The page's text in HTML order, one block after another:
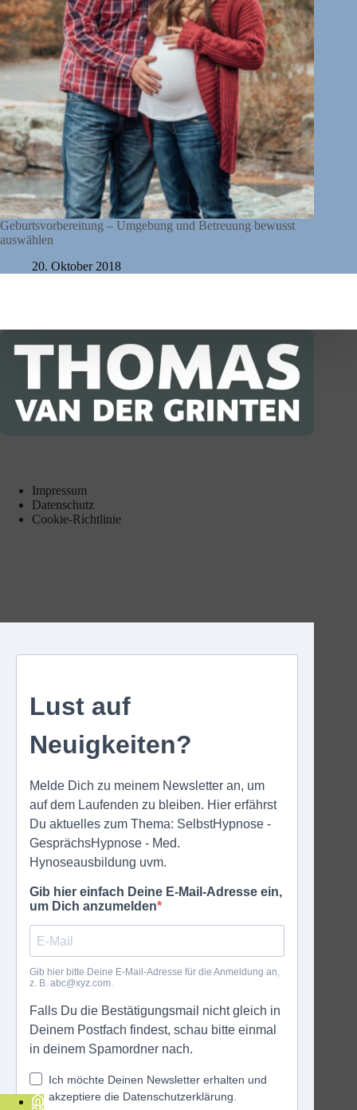
Geburtsvorbereitung – Umgebung und Betreuung bewusst
auswählen
20. Oktober 2018
Impressum
Datenschutz
Cookie-Richtlinie